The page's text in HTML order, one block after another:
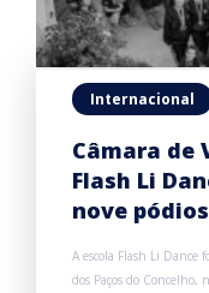
Internacional
Câmara de
Flash Li
nove
A escola Flash Li Dance
dos Paços do